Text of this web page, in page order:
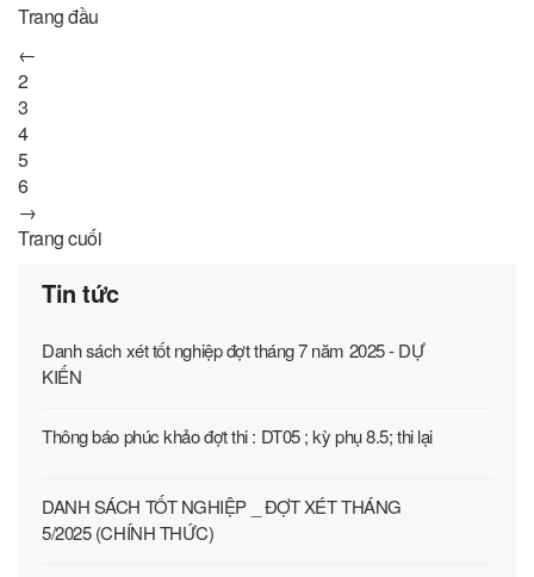
Trang đầu
←
2
3
4
5
6
→
Trang cuối
Tin tức
Danh sách xét tốt nghiệp đợt tháng 7 năm 2025 - DỰ
KIẾN
Thông báo phúc khảo đợt thi : DT05 ; kỳ phụ 8.5; thi lại
DANH SÁCH TỐT NGHIỆP _ ĐỢT XÉT THÁNG
5/2025 (CHÍNH THỨC)